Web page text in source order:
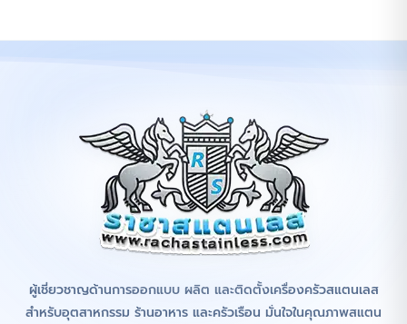
ผู้เชี่ยวชาญด้านการออกแบบ ผลิต และติดตั้งเครื่องครัวสแตนเลส
สำหรับอุตสาหกรรม ร้านอาหาร และครัวเรือน มั่นใจในคุณภาพสแตน